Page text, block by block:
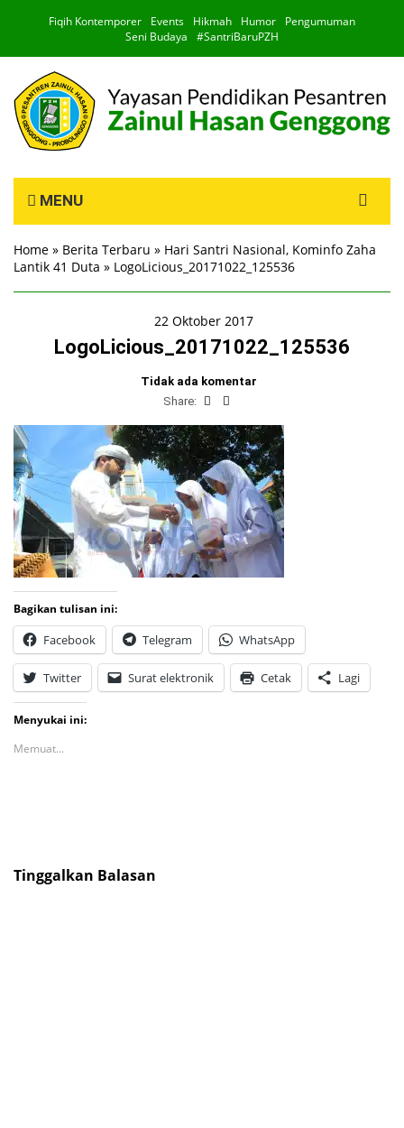
Fiqih Kontemporer Events Hikmah Humor
Pengumuman
Seni Budaya
#SantriBaruPZH
MENU
Home » Berita Terbaru » Hari Santri Nasional, Kominfo Zaha
Lantik 41 Duta » LogoLicious_20171022_125536
22 Oktober 2017
LogoLicious_20171022_125536
Tidak ada komentar
Share:
Bagikan tulisan ini:
Facebook Telegram WhatsApp
Twitter Surat elektronik Cetak Lagi
Menyukai ini:
Memuat...
Tinggalkan Balasan